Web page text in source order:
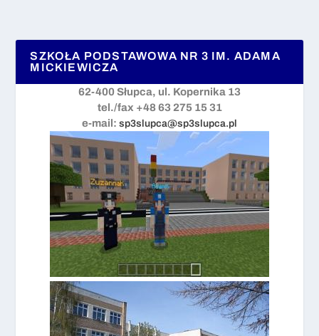
SZKOŁA PODSTAWOWA NR 3 IM. ADAMA
MICKIEWICZA
62-400 Słupca, ul. Kopernika 13
tel./fax +48 63 275 15 31
e-mail: sp3slupca@sp3slupca.pl